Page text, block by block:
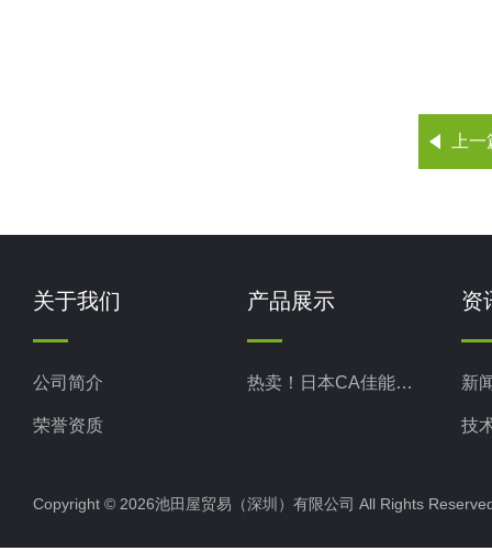
上
关于我们
公司简介
荣誉资质
产品展示
热卖！日本CA佳能真空
资
新
技
Copyright © 2026池田屋贸易（深圳）有限公司 All Rights